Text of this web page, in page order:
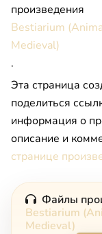
произведения
Bestiarium
Medieval)
.
Эта страница
поделиться
информация о
описание и
странице
Файлы
Bestiarium
Medieval)